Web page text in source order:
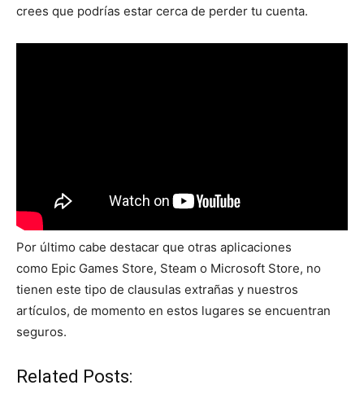
crees que podrías estar cerca de perder tu cuenta.
Por último cabe destacar que otras aplicaciones
como Epic Games Store, Steam o Microsoft Store, no
tienen este tipo de clausulas extrañas y nuestros
artículos, de momento en estos lugares se encuentran
seguros.
Related Posts: